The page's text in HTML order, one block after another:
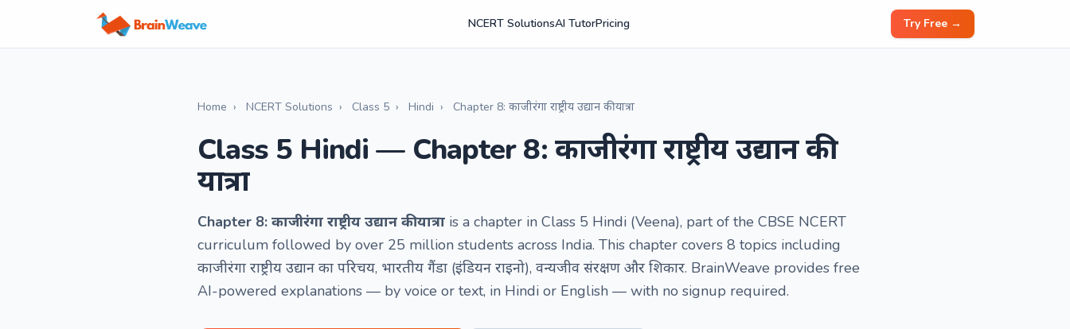
NCERT SolutionsAI TutorPricing Try Free →
Home › NCERT Solutions › Class 5 › Hindi › Chapter 8: काजीरंगा राष्ट्रीय उद्यान की यात्रा
Class 5 Hindi — Chapter 8: काजीरंगा राष्ट्रीय उद्यान की
यात्रा
Chapter 8: काजीरंगा राष्ट्रीय उद्यान की यात्रा is a chapter in Class 5 Hindi (Veena), part of the CBSE NCERT
curriculum followed by over 25 million students across India. This chapter covers 8 topics including
काजीरंगा राष्ट्रीय उद्यान का परिचय, भारतीय गैंडा (इंडियन राइनो), वन्यजीव संरक्षण और शिकार. BrainWeave provides free
AI-powered explanations — by voice or text, in Hindi or English — with no signup required.